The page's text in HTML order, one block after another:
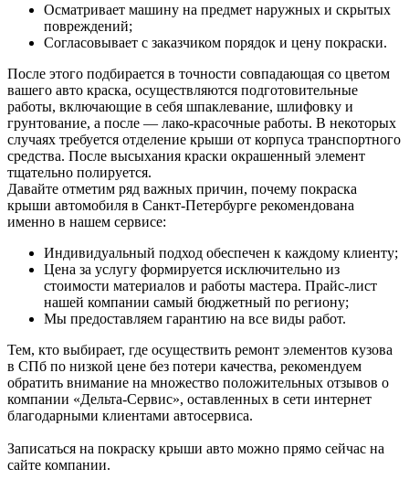
Осматривает машину на предмет наружных и скрытых
повреждений;
Согласовывает с заказчиком порядок и цену покраски.
После этого подбирается в точности совпадающая со цветом
вашего авто краска, осуществляются подготовительные
работы, включающие в себя шпаклевание, шлифовку и
грунтование, а после — лако-красочные работы. В некоторых
случаях требуется отделение крыши от корпуса транспортного
средства. После высыхания краски окрашенный элемент
тщательно полируется.
Давайте отметим ряд важных причин, почему покраска
крыши автомобиля в Санкт-Петербурге рекомендована
именно в нашем сервисе:
Индивидуальный подход обеспечен к каждому клиенту;
Цена за услугу формируется исключительно из
стоимости материалов и работы мастера. Прайс-лист
нашей компании самый бюджетный по региону;
Мы предоставляем гарантию на все виды работ.
Тем, кто выбирает, где осуществить ремонт элементов кузова
в СПб по низкой цене без потери качества, рекомендуем
обратить внимание на множество положительных отзывов о
компании «Дельта-Сервис», оставленных в сети интернет
благодарными клиентами автосервиса.
Записаться на покраску крыши авто можно прямо сейчас на
сайте компании.